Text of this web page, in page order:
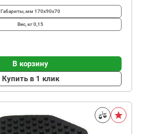
Габариты, мм 170х90х70
Вес, кг0,15
В корзину
Купить в 1 клик